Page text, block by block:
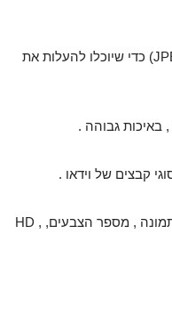
שינוי של תמונה לפורמט יותר נמוך (JPEG) כדי שיוכלו להעלות את
באיכות גבוהה .
קבצים של וידאו .
הפרמטרים , רזולוציה , תמונה , איכות תמונה , מספר הצבעים, HD ,